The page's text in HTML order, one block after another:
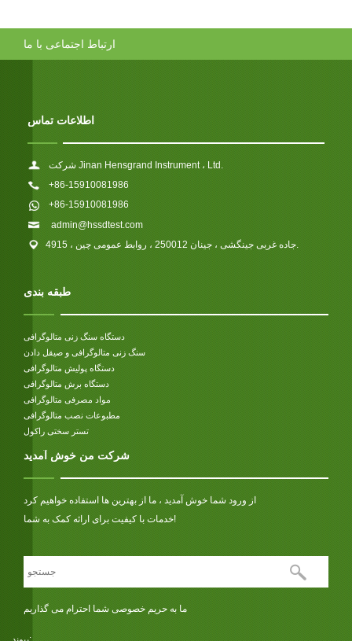
ارتباط اجتماعی با ما
اطلاعات تماس
شرکت Jinan Hensgrand Instrument ، Ltd.
+86-15910081986
+86-15910081986
admin@hssdtest.com
4915 ، جاده غربی جینگشی ، جینان 250012 ، روابط عمومی چین.
طبقه بندی
دستگاه سنگ زنی متالوگرافی
سنگ زنی متالوگرافی و صیقل دادن
دستگاه پولیش متالوگرافی
دستگاه برش متالوگرافی
مواد مصرفی متالوگرافی
مطبوعات نصب متالوگرافی
تستر سختی راکول
شرکت من خوش آمدید
از ورود شما خوش آمدید ، ما از بهترین ها استفاده خواهیم کرد
خدمات با کیفیت برای ارائه کمک به شما!
ما به حریم خصوصی شما احترام می گذاریم